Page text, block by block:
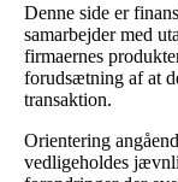
Denne side er
samarbejder med
firmaernes
forudsætning af at
transaktion.
Orientering
vedligeholdes